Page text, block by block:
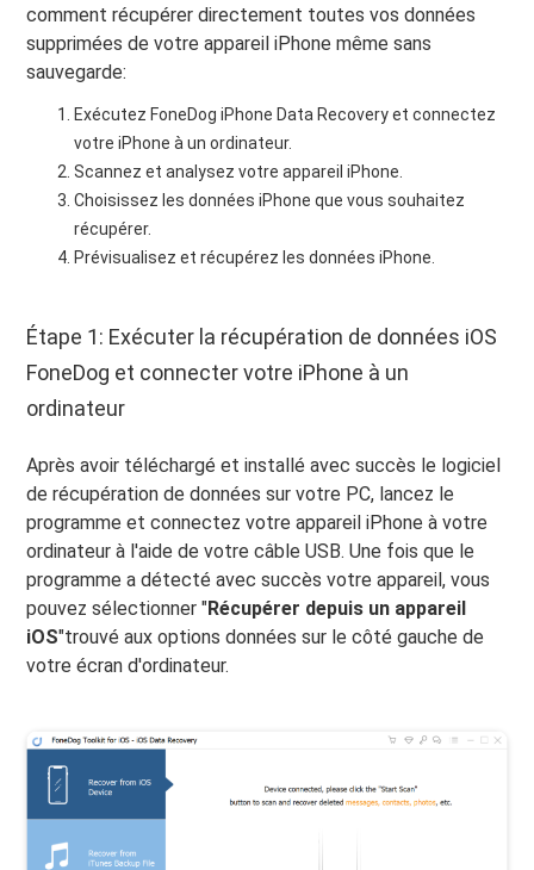
comment récupérer directement toutes vos données
supprimées de votre appareil iPhone même sans
sauvegarde:
Exécutez FoneDog iPhone Data Recovery et connectez
votre iPhone à un ordinateur.
Scannez et analysez votre appareil iPhone.
Choisissez les données iPhone que vous souhaitez
récupérer.
Prévisualisez et récupérez les données iPhone.
Étape 1: Exécuter la récupération de données iOS
FoneDog et connecter votre iPhone à un
ordinateur
Après avoir téléchargé et installé avec succès le logiciel
de récupération de données sur votre PC, lancez le
programme et connectez votre appareil iPhone à votre
ordinateur à l'aide de votre câble USB. Une fois que le
programme a détecté avec succès votre appareil, vous
pouvez sélectionner "Récupérer depuis un appareil
iOS"trouvé aux options données sur le côté gauche de
votre écran d'ordinateur.